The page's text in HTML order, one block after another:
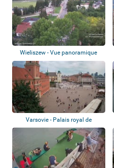
Wieliszew - Vue panoramique
Varsovie - Palais royal de
Varsovie